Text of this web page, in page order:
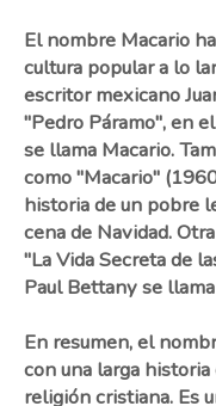
El nombre Macario
cultura popular a lo
escritor mexicano
"Pedro Páramo", en
se llama Macario.
como "Macario"
historia de un pobre
cena de Navidad.
"La Vida Secreta de
Paul Bettany se
En resumen, el
con una larga
religión cristiana. Es